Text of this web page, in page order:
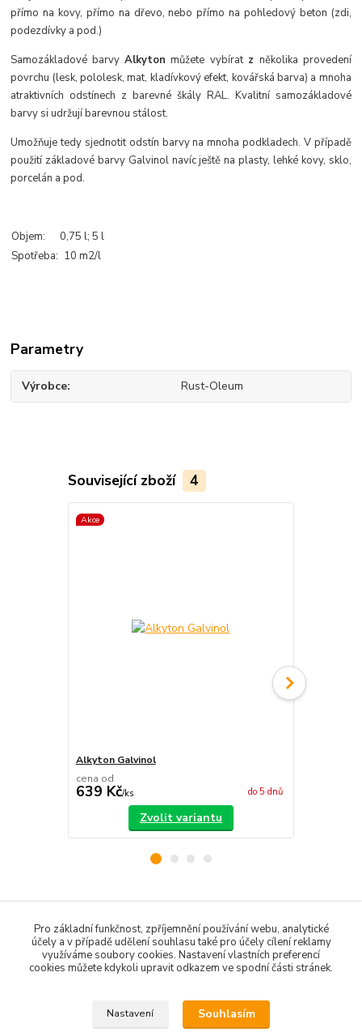
přímo na kovy, přímo na dřevo, nebo přímo na pohledový beton (zdi,
podezdívky a pod.)
Samozákladové barvyAlkyton můžete vybírat z několika provedení
povrchu (lesk, pololesk, mat, kladívkový efekt, kovářská barva) a mnoha
atraktivních odstínech z barevné škály RAL. Kvalitní samozákladové
barvy si udržují barevnou stálost.
Umožňuje tedy sjednotit odstín barvy na mnoha podkladech. V případě
použití základové barvy Galvinol navíc ještě na plasty, lehké kovy, sklo,
porcelán a pod.
Objem: 0,75 l; 5 l
Spotřeba: 10 m2/l
Parametry
Výrobce Rust-Oleum
Související zboží 4
Akce
Alkyton Galvinol
cena od
639 Kč/ks do 5 dnů
Zvolit variantu
Barvy na dřevo
Barvy na kov
Pro základní funkčnost, zpříjemnění používání webu, analytické
účely a v případě udělení souhlasu také pro účely cílení reklamy
využíváme soubory cookies. Nastavení vlastních preferencí
cookies můžete kdykoli upravit odkazem ve spodní části stránek.
Nastavení Souhlasím